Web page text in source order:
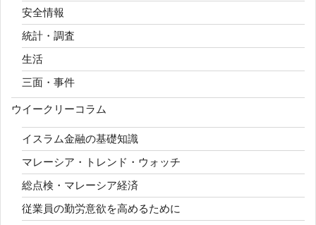
安全情報
統計・調査
生活
三面・事件
ウイークリーコラム
イスラム金融の基礎知識
マレーシア・トレンド・ウォッチ
総点検・マレーシア経済
従業員の勤労意欲を高めるために